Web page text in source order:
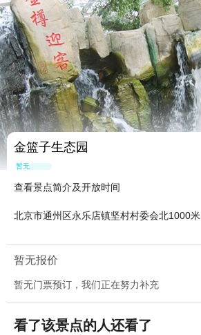
金篮子生态园
暂无点评
查看景点简介及开放时间
北京市通州区永乐店镇坚村村委会北1000米
暂无报价
暂无门票预订，我们正在努力补充
看了该景点的人还看了
